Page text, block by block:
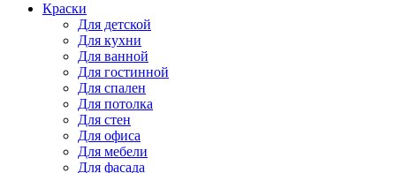
Краски
Для детской
Для кухни
Для ванной
Для гостинной
Для спален
Для потолка
Для стен
Для офиса
Для мебели
Для фасада